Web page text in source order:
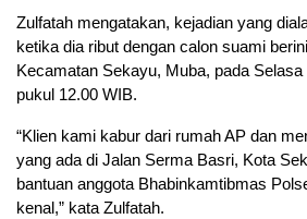
Zulfatah mengatakan, kejadian yang
ketika dia ribut dengan calon suami
Kecamatan Sekayu, Muba, pada
pukul 12.00 WIB.
“Klien kami kabur dari rumah AP dan
yang ada di Jalan Serma Basri, Kota
bantuan anggota Bhabinkamtibmas
kenal,” kata Zulfatah.